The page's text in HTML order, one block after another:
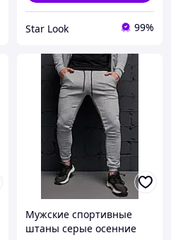
Star Look 99%
Мужские спортивные
штаны серые осенние